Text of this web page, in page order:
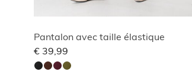
Pantalon avec taille élastique
€ 39,99